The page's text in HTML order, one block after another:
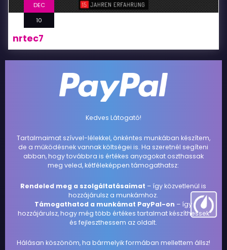
DEC
10
nrtec7
Kedves Látogató!
Tartalmaimat szívvel-lélekkel, önkéntes munkában készítem,
de a működésnek vannak költségei is. Ha szeretnél segíteni
abban, hogy továbbra is értékes anyagokat oszthassak
meg veled, kétféleképpen támogathatsz:
Rendeled meg a szolgáltatásaimat – így közvetlenül is
hozzájárulsz a munkámhoz.
Támogathatod a munkámat PayPal-on – így
hozzájárulsz, hogy még több értékes tartalmat készíthessek
és fejleszthessem az oldalt.
Hálásan köszönöm, ha bármelyik formában mellettem állsz!